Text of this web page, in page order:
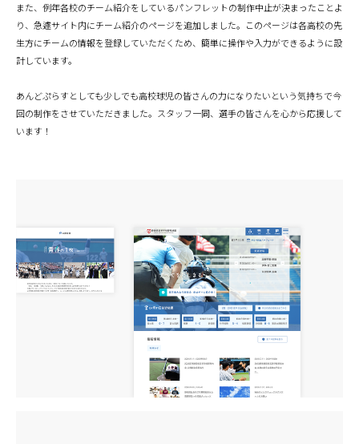
また、例年各校のチーム紹介をしているパンフレットの制作中止が決まったことよ
り、急遽サイト内にチーム紹介のページを追加しました。このページは各高校の先
生方にチームの情報を登録していただくため、簡単に操作や入力ができるように設
計しています。
あんどぷらすとしても少しでも高校球児の皆さんの力になりたいという気持ちで今
回の制作をさせていただきました。スタッフ一同、選手の皆さんを心から応援して
います！